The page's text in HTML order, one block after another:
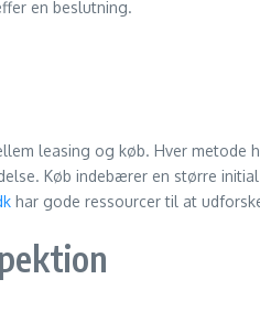
en beslutning.
leasing og køb. Hver metode
Køb indebærer en større
har gode ressourcer til at